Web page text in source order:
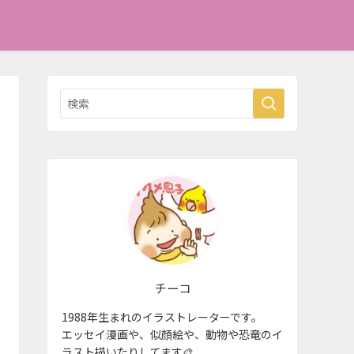
チーコ
1988年生まれのイラストレーターです。
エッセイ漫画や、似顔絵や、動物や恐竜のイ